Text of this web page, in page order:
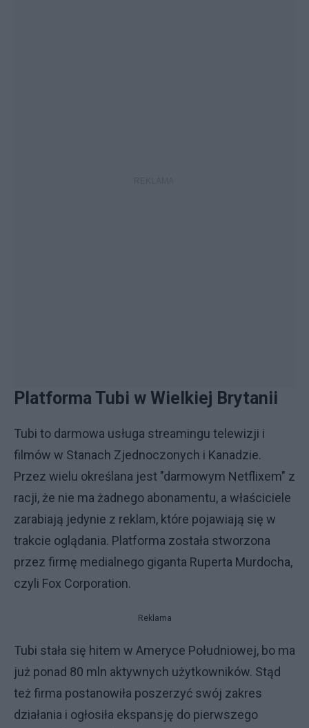
Platforma Tubi w Wielkiej Brytanii
Tubi to darmowa usługa streamingu telewizji i
filmów w Stanach Zjednoczonych i Kanadzie.
Przez wielu określana jest "darmowym Netflixem" z
racji, że nie ma żadnego abonamentu, a właściciele
zarabiają jedynie z reklam, które pojawiają się w
trakcie oglądania. Platforma została stworzona
przez firmę medialnego giganta Ruperta Murdocha,
czyli Fox Corporation.
Reklama
Tubi stała się hitem w Ameryce Południowej, bo ma
już ponad 80 mln aktywnych użytkowników. Stąd
też firma postanowiła poszerzyć swój zakres
działania i ogłosiła ekspansję do pierwszego